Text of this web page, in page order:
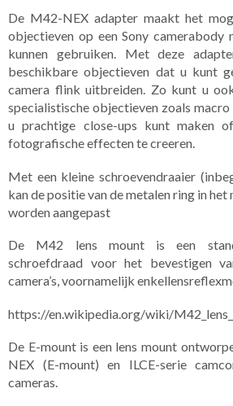
De M42-NEX adapter maakt het
objectieven op een Sony
kunnen gebruiken. Met deze
beschikbare objectieven dat u kunt
camera flink uitbreiden. Zo kunt u
specialistische objectieven zoals
u prachtige close-ups kunt maken
fotografische effecten te creeren.
Met een kleine schroevendraaier
kan de positie van de metalen ring in
worden aangepast
De M42 lens mount is een
schroefdraad voor het bevestigen
camera’s, voornamelijk
https://en.wikipedia.org/wiki/
De E-mount is een lens mount
NEX (E-mount) en ILCE-serie
cameras.